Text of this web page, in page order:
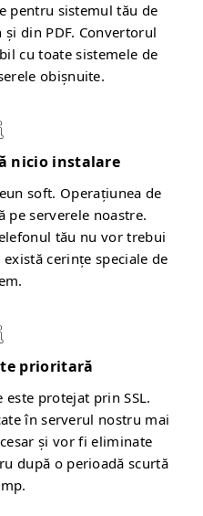
pentru sistemul tău de
din PDF. Convertorul
cu toate sistemele de
obișnuite.
nicio instalare
soft. Operațiunea de
pe serverele noastre.
tău nu vor trebui
cerințe speciale de
prioritară
protejat prin SSL.
în serverul nostru mai
și vor fi eliminate
după o perioadă scurtă